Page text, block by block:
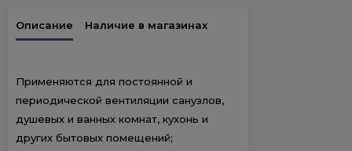
Описание Наличие в магазинах
Применяются для постоянной и
периодической вентиляции санузлов,
душевых и ванных комнат, кухонь и
других бытовых помещений;